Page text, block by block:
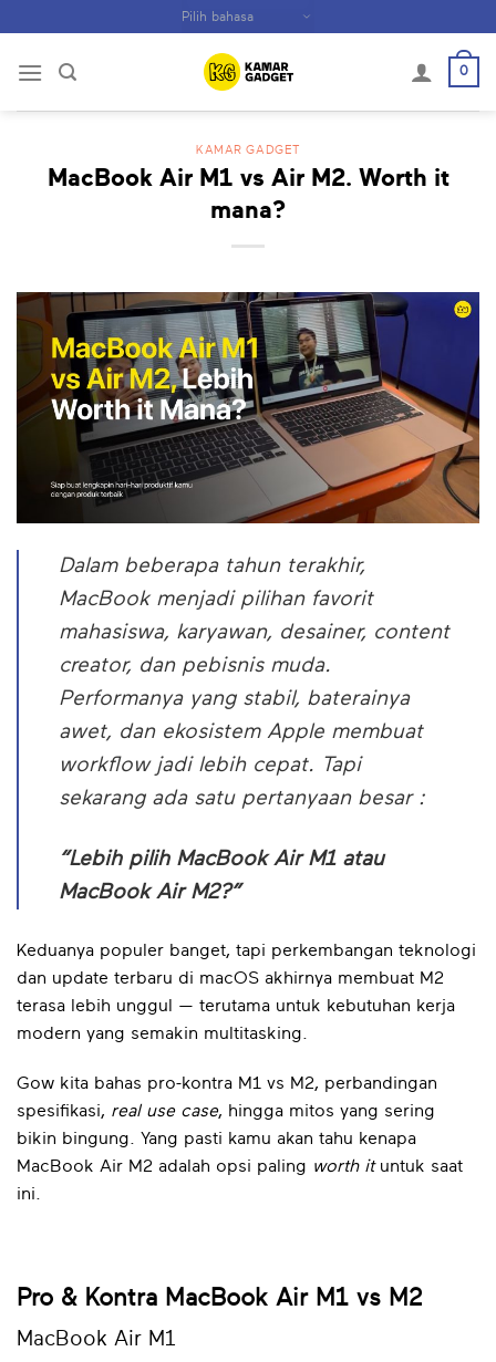
content
0
KAMAR GADGET
MacBook Air M1 vs Air M2. Worth it
mana?
Dalam beberapa tahun terakhir,
MacBook menjadi pilihan favorit
mahasiswa, karyawan, desainer, content
creator, dan pebisnis muda.
Performanya yang stabil, baterainya
awet, dan ekosistem Apple membuat
workflow jadi lebih cepat. Tapi
sekarang ada satu pertanyaan besar :
“Lebih pilih MacBook Air M1 atau
MacBook Air M2?”
Keduanya populer banget, tapi perkembangan teknologi
dan update terbaru di macOS akhirnya membuat M2
terasa lebih unggul — terutama untuk kebutuhan kerja
modern yang semakin multitasking.
Gow kita bahas pro-kontra M1 vs M2, perbandingan
spesifikasi, real use case, hingga mitos yang sering
bikin bingung. Yang pasti kamu akan tahu kenapa
MacBook Air M2 adalah opsi paling worth ituntuk saat
ini.
Pro & Kontra MacBook Air M1 vs M2
MacBook Air M1